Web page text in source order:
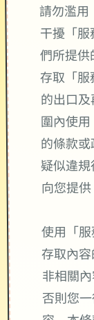
請勿濫
干擾「
們所提
存取「
的出口
圍內使
的條款
疑似違
向您提供
使用「
存取內
非相關
否則您